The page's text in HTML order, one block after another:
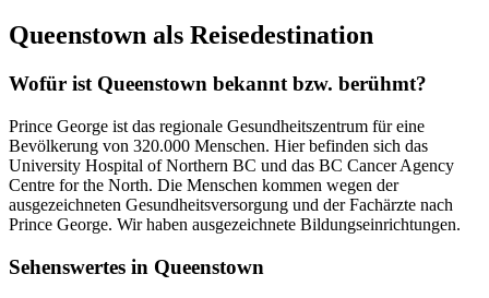
Queenstown als Reisedestination
Wofür ist Queenstown bekannt bzw. berühmt?
Prince George ist das regionale Gesundheitszentrum für eine
Bevölkerung von 320.000 Menschen. Hier befinden sich das
University Hospital of Northern BC und das BC Cancer Agency
Centre for the North. Die Menschen kommen wegen der
ausgezeichneten Gesundheitsversorgung und der Fachärzte nach
Prince George. Wir haben ausgezeichnete Bildungseinrichtungen.
Sehenswertes in Queenstown